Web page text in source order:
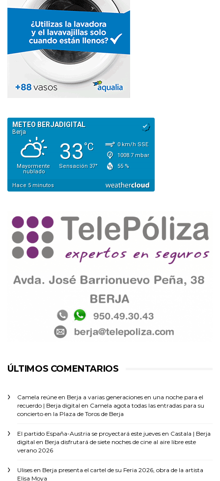
ÚLTIMOS COMENTARIOS
Camela reúne en Berja a varias generaciones en una noche para el
recuerdo | Berja digital en Camela agota todas las entradas para su
concierto en la Plaza de Toros de Berja
El partido España-Austria se proyectará este jueves en Castala | Berja
digital en Berja disfrutará de siete noches de cine al aire libre este
verano 2026
Ulises en Berja presenta el cartel de su Feria 2026, obra de la artista
Elisa Moya